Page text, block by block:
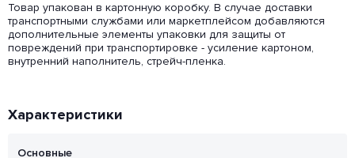
Товар упакован в картонную коробку. В случае доставки
транспортными службами или маркетплейсом добавляются
дополнительные элементы упаковки для защиты от
повреждений при транспортировке - усиление картоном,
внутренний наполнитель, стрейч-пленка.
Характеристики
Основные